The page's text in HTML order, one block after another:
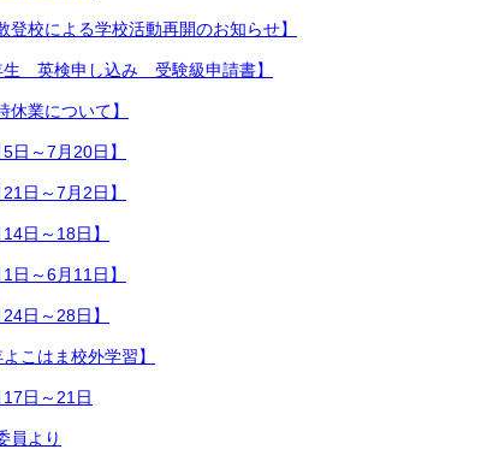
登校による学校活動再開のお知らせ】
生 英検申し込み 受験級申請書】
休業について】
5日～7月20日】
21日～7月2日】
14日～18日】
1日～6月11日】
24日～28日】
よこはま校外学習】
17日～21日
員より